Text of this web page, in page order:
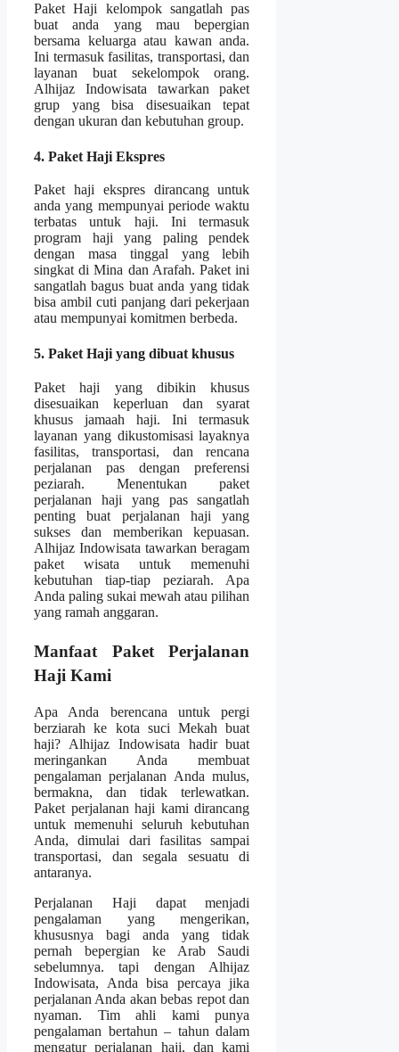
Paket Haji kelompok sangatlah pas
buat anda yang mau bepergian
bersama keluarga atau kawan anda.
Ini termasuk fasilitas, transportasi, dan
layanan buat sekelompok orang.
Alhijaz Indowisata tawarkan paket
grup yang bisa disesuaikan tepat
dengan ukuran dan kebutuhan group.
4. Paket Haji Ekspres
Paket haji ekspres dirancang untuk
anda yang mempunyai periode waktu
terbatas untuk haji. Ini termasuk
program haji yang paling pendek
dengan masa tinggal yang lebih
singkat di Mina dan Arafah. Paket ini
sangatlah bagus buat anda yang tidak
bisa ambil cuti panjang dari pekerjaan
atau mempunyai komitmen berbeda.
5. Paket Haji yang dibuat khusus
Paket haji yang dibikin khusus
disesuaikan keperluan dan syarat
khusus jamaah haji. Ini termasuk
layanan yang dikustomisasi layaknya
fasilitas, transportasi, dan rencana
perjalanan pas dengan preferensi
peziarah. Menentukan paket
perjalanan haji yang pas sangatlah
penting buat perjalanan haji yang
sukses dan memberikan kepuasan.
Alhijaz Indowisata tawarkan beragam
paket wisata untuk memenuhi
kebutuhan tiap-tiap peziarah. Apa
Anda paling sukai mewah atau pilihan
yang ramah anggaran.
Manfaat Paket Perjalanan
Haji Kami
Apa Anda berencana untuk pergi
berziarah ke kota suci Mekah buat
haji? Alhijaz Indowisata hadir buat
meringankan Anda membuat
pengalaman perjalanan Anda mulus,
bermakna, dan tidak terlewatkan.
Paket perjalanan haji kami dirancang
untuk memenuhi seluruh kebutuhan
Anda, dimulai dari fasilitas sampai
transportasi, dan segala sesuatu di
antaranya.
Perjalanan Haji dapat menjadi
pengalaman yang mengerikan,
khususnya bagi anda yang tidak
pernah bepergian ke Arab Saudi
sebelumnya. tapi dengan Alhijaz
Indowisata, Anda bisa percaya jika
perjalanan Anda akan bebas repot dan
nyaman. Tim ahli kami punya
pengalaman bertahun – tahun dalam
mengatur perjalanan haji, dan kami